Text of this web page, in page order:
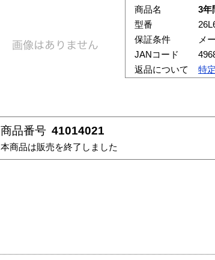
商品名
3年
型番
保証条件
メ
JANコード
返品について
特
商品番号 41014021
本商品は販売を終了しました